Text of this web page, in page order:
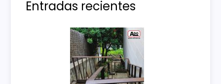
Entradas recientes